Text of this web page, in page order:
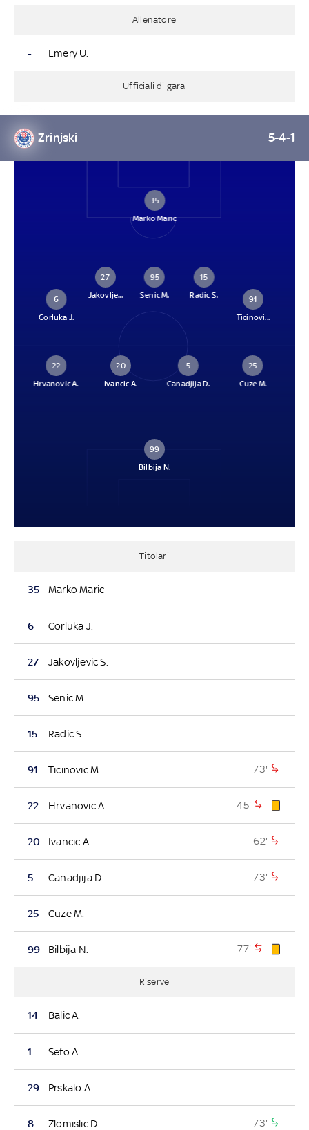
Allenatore
- Emery U.
Ufficiali di gara
Zrinjski 5-4-1
35
Marko Maric
6
Corluka J.
27
Jakovlje...
95
Senic M.
15
Radic S.
91
Ticinovi...
22
Hrvanovic A.
20
Ivancic A.
5
Canadjija D.
25
Cuze M.
99
Bilbija N.
Titolari
35 Marko Maric
6 Corluka J.
27 Jakovljevic S.
95 Senic M.
15 Radic S.
91 Ticinovic M. 73'
22 Hrvanovic A. 45'
20 Ivancic A. 62'
5 Canadjija D. 73'
25 Cuze M.
99 Bilbija N. 77'
Riserve
14 Balic A.
1 Sefo A.
29 Prskalo A.
8 Zlomislic D. 73'